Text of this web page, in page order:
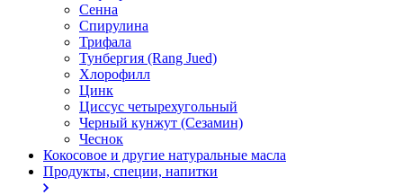
Сенна
Спирулина
Трифала
Тунбергия (Rang Jued)
Хлорофилл
Цинк
Циссус четырехугольный
Черный кунжут (Сезамин)
Чеснок
Кокосовое и другие натуральные масла
Продукты, специи, напитки